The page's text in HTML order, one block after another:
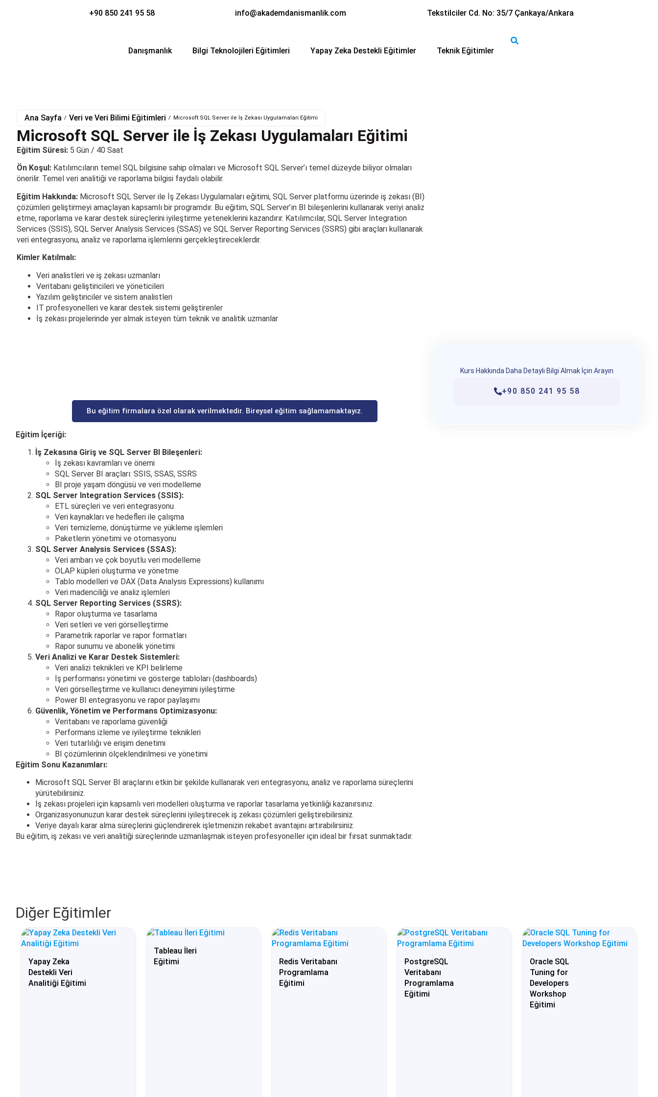
+90 850 241 95 58 info@akademdanismanlik.com Tekstilciler Cd. No: 35/7 Çankaya/Ankara
Danışmanlık Bilgi Teknolojileri Eğitimleri Yapay Zeka Destekli Eğitimler Teknik Eğitimler
Ana Sayfa / Veri ve Veri Bilimi Eğitimleri / Microsoft SQL Server ile İş Zekası Uygulamaları Eğitimi
Microsoft SQL Server ile İş Zekası Uygulamaları Eğitimi
Eğitim Süresi: 5 Gün / 40 Saat
Ön Koşul: Katılımcıların temel SQL bilgisine sahip olmaları ve Microsoft SQL Server’ı temel düzeyde biliyor olmaları
önerilir. Temel veri analitiği ve raporlama bilgisi faydalı olabilir.
Eğitim Hakkında: Microsoft SQL Server ile İş Zekası Uygulamaları eğitimi, SQL Server platformu üzerinde iş zekası (BI)
çözümleri geliştirmeyi amaçlayan kapsamlı bir programdır. Bu eğitim, SQL Server’ın BI bileşenlerini kullanarak veriyi analiz
etme, raporlama ve karar destek süreçlerini iyileştirme yeteneklerini kazandırır. Katılımcılar, SQL Server Integration
Services (SSIS), SQL Server Analysis Services (SSAS) ve SQL Server Reporting Services (SSRS) gibi araçları kullanarak
veri entegrasyonu, analiz ve raporlama işlemlerini gerçekleştireceklerdir.
Kimler Katılmalı:
Veri analistleri ve iş zekası uzmanları
Veritabanı geliştiricileri ve yöneticileri
Yazılım geliştiriciler ve sistem analistleri
IT profesyonelleri ve karar destek sistemi geliştirenler
İş zekası projelerinde yer almak isteyen tüm teknik ve analitik uzmanlar
Bu eğitim firmalara özel olarak verilmektedir. Bireysel eğitim sağlamamaktayız.
Eğitim İçeriği:
İş Zekasına Giriş ve SQL Server BI Bileşenleri:
İş zekası kavramları ve önemi
SQL Server BI araçları: SSIS, SSAS, SSRS
BI proje yaşam döngüsü ve veri modelleme
SQL Server Integration Services (SSIS):
ETL süreçleri ve veri entegrasyonu
Veri kaynakları ve hedefleri ile çalışma
Veri temizleme, dönüştürme ve yükleme işlemleri
Paketlerin yönetimi ve otomasyonu
SQL Server Analysis Services (SSAS):
Veri ambarı ve çok boyutlu veri modelleme
OLAP küpleri oluşturma ve yönetme
Tablo modelleri ve DAX (Data Analysis Expressions) kullanımı
Veri madenciliği ve analiz işlemleri
SQL Server Reporting Services (SSRS):
Rapor oluşturma ve tasarlama
Veri setleri ve veri görselleştirme
Parametrik raporlar ve rapor formatları
Rapor sunumu ve abonelik yönetimi
Veri Analizi ve Karar Destek Sistemleri:
Veri analizi teknikleri ve KPI belirleme
İş performansı yönetimi ve gösterge tabloları (dashboards)
Veri görselleştirme ve kullanıcı deneyimini iyileştirme
Power BI entegrasyonu ve rapor paylaşımı
Güvenlik, Yönetim ve Performans Optimizasyonu:
Veritabanı ve raporlama güvenliği
Performans izleme ve iyileştirme teknikleri
Veri tutarlılığı ve erişim denetimi
BI çözümlerinin ölçeklendirilmesi ve yönetimi
Eğitim Sonu Kazanımları:
Microsoft SQL Server BI araçlarını etkin bir şekilde kullanarak veri entegrasyonu, analiz ve raporlama süreçlerini
yürütebilirsiniz.
İş zekası projeleri için kapsamlı veri modelleri oluşturma ve raporlar tasarlama yetkinliği kazanırsınız.
Organizasyonunuzun karar destek süreçlerini iyileştirecek iş zekası çözümleri geliştirebilirsiniz.
Veriye dayalı karar alma süreçlerini güçlendirerek işletmenizin rekabet avantajını artırabilirsiniz.
Bu eğitim, iş zekası ve veri analitiği süreçlerinde uzmanlaşmak isteyen profesyoneller için ideal bir fırsat sunmaktadır.
Kurs Hakkında Daha Detaylı Bilgi Almak İçin Arayın
+90 850 241 95 58
Diğer Eğitimler
Yapay Zeka
Destekli Veri
Analitiği Eğitimi
Tableau İleri
Eğitimi
Redis Veritabanı
Programlama
Eğitimi
PostgreSQL
Veritabanı
Programlama
Eğitimi
Oracle SQL
Tuning for
Developers
Workshop
Eğitimi